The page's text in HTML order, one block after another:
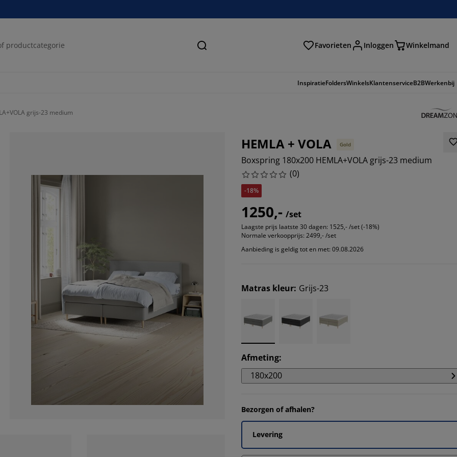
Zoeken Favorieten Inloggen Winkelmand
InspiratieFoldersWinkelsKlantenserviceB2BWerkenbij
grijs-23 medium
HEMLA + VOLA Gold
Boxspring 180x200 HEMLA+VOLA grijs-23 medium
(0)
-18%
1250,- /set
Laagste prijs laatste 30 dagen: 1525,- /set (-18%)
Normale verkoopprijs: 2499,- /set
Aanbieding is geldig tot en met: 09.08.2026
Matras kleur: Grijs-23
Afmeting:
180x200
Bezorgen of afhalen?
Levering